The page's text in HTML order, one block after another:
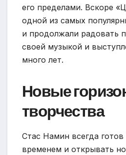
его пределами. Вскоре
одной из самых
и продолжали радовать
своей музыкой и
много лет.
Новые
творчества
Стас Намин всегда
временем и открывать